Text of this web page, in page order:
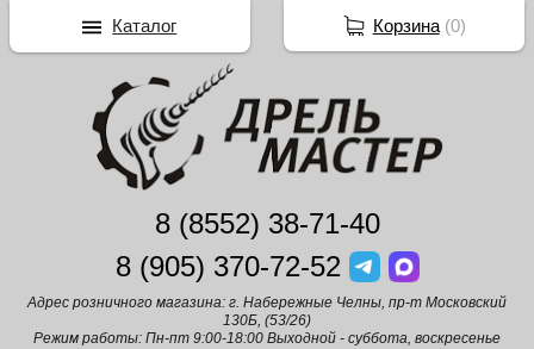
8 (8552) 38-71-40
8 (905) 370-72-52
Адрес розничного магазина: г. Набережные Челны, пр-т Московский
130Б, (53/26)
Режим работы: Пн-пт 9:00-18:00 Выходной - суббота, воскресенье
Корзина(0)
Каталог